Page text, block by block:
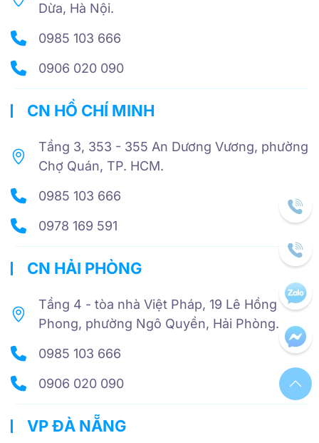
Dừa, Hà Nội.
0985 103 666
0906 020 090
CN HỒ CHÍ MINH
Tầng 3, 353 - 355 An Dương Vương, phường
Chợ Quán, TP. HCM.
0985 103 666
0978 169 591
CN HẢI PHÒNG
Tầng 4 - tòa nhà Việt Pháp, 19 Lê Hồng
Phong, phường Ngô Quyền, Hải Phòng.
0985 103 666
0906 020 090
VP ĐÀ NẴNG